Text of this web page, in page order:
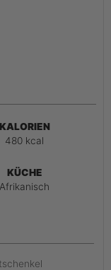
KALORIEN
480 kcal
KÜCHE
Afrikanisch